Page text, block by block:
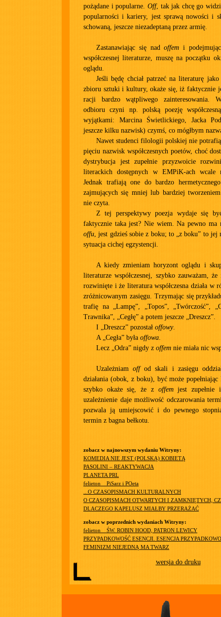
pożądane i popularne. Off, tak jak chcę go
popularności i kariery, jest sprawą nowości i
schowaną, jeszcze niezadeptaną przez armię.
Zastanawiając się nadoffem i
współczesnej literaturze, muszę na początku
oglądu.
Jeśli będę chciał patrzeć na literaturę jako
zbioru sztuki i kultury, okaże się, iż faktycznie
racji bardzo wątpliwego zainteresowania.
odbioru czyni np. polską poezję
wyjątkami: Marcina Świetlickiego, Jacka
jeszcze kilku nazwisk) czymś, co mógłbym
Nawet studenci filologii polskiej nie
pięciu nazwisk współczesnych poetów, choć
dystrybucja jest zupełnie przyzwoicie
literackich dostępnych w EMPiK-ach wcale
Jednak trafiają one do bardzo
zajmujących się mniej lub bardziej
nie czyta.
Z tej perspektywy poezja wydaje się
faktycznie taka jest? Nie wiem. Na pewno ma
offu, jest gdzieś sobie z boku; to „z boku” to jej
sytuacja cichej egzystencji.
A kiedy zmieniam horyzont oglądu i
literaturze współczesnej, szybko zauważam,
rozwinięte i że literatura współczesna działa w
zróżnicowanym zasięgu. Trzymając się
trafię na „Lampę”, „Topos”, „Twórczość”,
Trawnika”, „Cegłę” a potem jeszcze „Dreszcz”.
I „Dreszcz” pozostał offowy.
A „Cegła” była offowa.
Lecz „Odra” nigdy z offem nie miała nic
Uzależniamoffod skali i zasięgu
działania (obok, z boku), być może popełniając
szybko okaże się, że z offemjest zupełnie
uzależnienie daje możliwość odczarowania
pozwala ją umiejscowić i do pewnego
termin z bagna bełkotu.
zobacz w najnowszym wydaniu Witryny:
KOMEDIA NIE JEST (POLSKĄ) KOBIETĄ
PASOLINI – REAKTYWACJA
PLANETA PRL
felieton__PiSarz i POeta
...O CZASOPISMACH KULTURALNYCH
O CZASOPISMACH OTWARTYCH I ZAMKNIĘTYCH,
DLACZEGO KAPELUSZ MIAŁBY PRZERAŻAĆ
zobacz w poprzednich wydaniach Witryny:
felieton__ŚW. ROBIN HOOD, PATRON LEWICY
PRZYPADKOWOŚĆ ESENCJI. ESENCJA
FEMINIZM NIEJEDNĄ MA TWARZ
wersja do druku